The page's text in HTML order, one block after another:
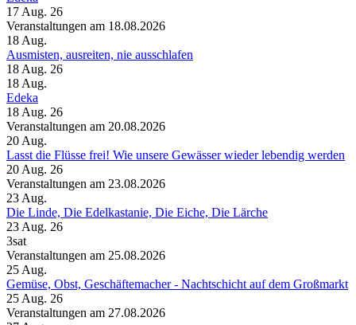
17 Aug. 26
Veranstaltungen am 18.08.2026
18 Aug.
Ausmisten, ausreiten, nie ausschlafen
18 Aug. 26
18 Aug.
Edeka
18 Aug. 26
Veranstaltungen am 20.08.2026
20 Aug.
Lasst die Flüsse frei! Wie unsere Gewässer wieder lebendig werden
20 Aug. 26
Veranstaltungen am 23.08.2026
23 Aug.
Die Linde, Die Edelkastanie, Die Eiche, Die Lärche
23 Aug. 26
3sat
Veranstaltungen am 25.08.2026
25 Aug.
Gemüse, Obst, Geschäftemacher - Nachtschicht auf dem Großmarkt
25 Aug. 26
Veranstaltungen am 27.08.2026